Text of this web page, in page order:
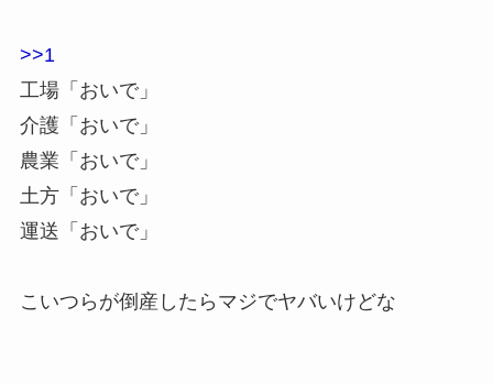
>>1
工場「おいで」
介護「おいで」
農業「おいで」
土方「おいで」
運送「おいで」
こいつらが倒産したらマジでヤバいけどな